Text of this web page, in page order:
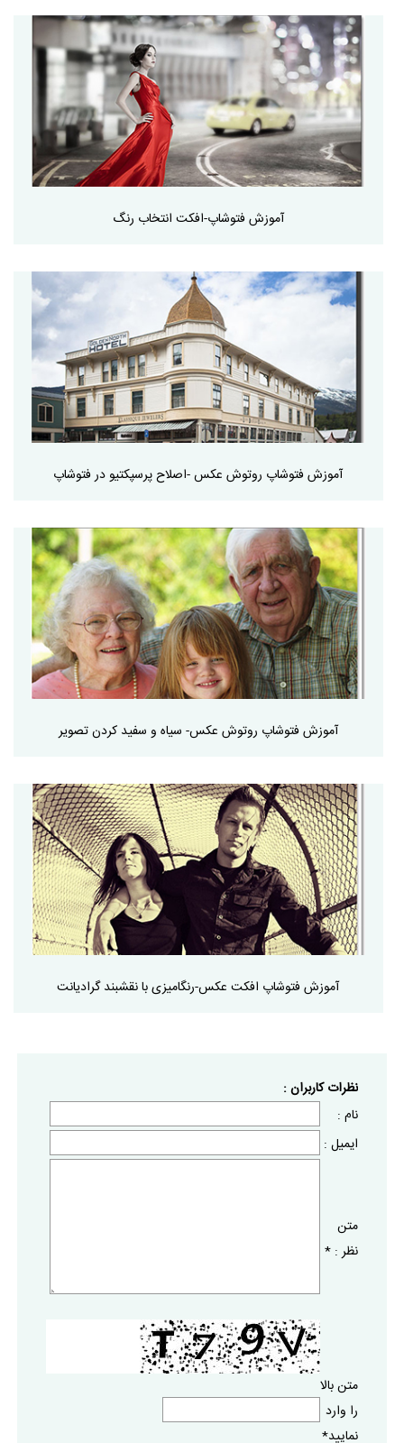
آموزش فتوشاپ-افکت انتخاب رنگ
آموزش فتوشاپ روتوش عکس -اصلاح پرسپکتیو در فتوشاپ
آموزش فتوشاپ روتوش عکس- سیاه و سفید کردن تصویر
آموزش فتوشاپ افکت عکس-رنگامیزی با نقشبند گرادیانت
نظرات كاربران :
نام :
ايميل :
متن
نظر : *
متن بالا
را وارد
نماييد*